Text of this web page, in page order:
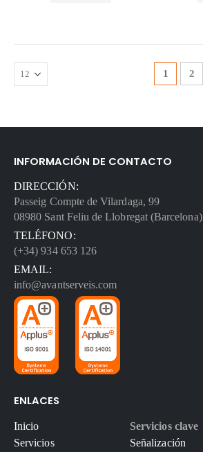
1 2
INFORMACIÓN DE CONTACTO
DIRECCIÓN:
Passeig Compte de Vilardaga, 99
08980 Sant Feliu de Llobregat (Barcelona)
TELÉFONO:
(+34) 934 653 126
EMAIL:
info@avantserveis.com
ENLACES
Inicio
Servicios
Servicios clave
Señalización